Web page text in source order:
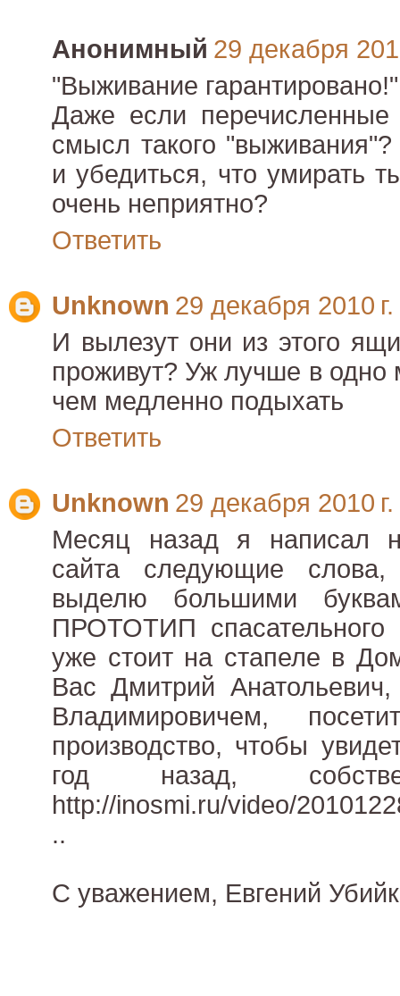
Анонимный 29 декабря
"Выживание гарантировано!"
Даже если перечисленные
смысл такого
и убедиться, что умирать
очень неприятно?
Ответить
Unknown 29 декабря 2010
И вылезут они из этого
проживут? Уж лучше в одно
чем медленно подыхать
Ответить
Unknown 29 декабря 2010
Месяц назад я написал
сайта следующие
выделю большими
ПРОТОТИП
уже стоит на стапеле в
Вас Дмитрий
Владимировичем,
производство, чтобы
год назад,
http://inosmi.ru/video/
..
С уважением, Евгений